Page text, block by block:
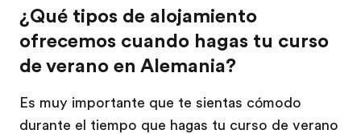
¿Qué tipos de alojamiento
ofrecemos cuando hagas tu curso
de verano en Alemania?
Es muy importante que te sientas cómodo
durante el tiempo que hagas tu curso de verano